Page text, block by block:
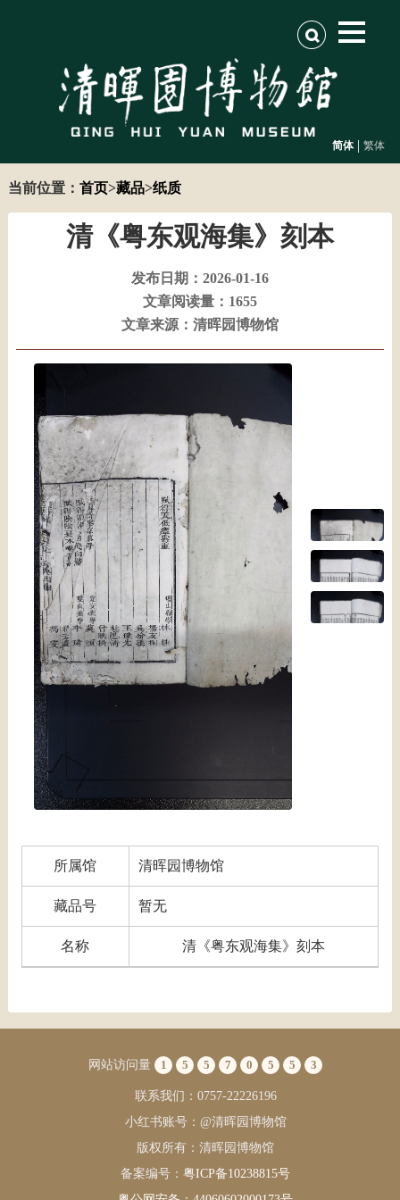
简体 | 繁体
当前位置： 首页>藏品>纸质
清《粤东观海集》刻本
发布日期：2026-01-16
文章阅读量：1655
文章来源：清晖园博物馆
所属馆 清晖园博物馆
藏品号 暂无
名称 清《粤东观海集》刻本
网站访问量 1 5 5 7 0 5 5 3
联系我们：0757-22226196
小红书账号：@清晖园博物馆
版权所有：清晖园博物馆
备案编号： 粤ICP备10238815号